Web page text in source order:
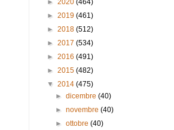
► 2020 (464)
► 2019 (461)
► 2018 (512)
► 2017 (534)
► 2016 (491)
► 2015 (482)
▼ 2014 (475)
►dicembre(40)
►novembre(40)
►ottobre(40)